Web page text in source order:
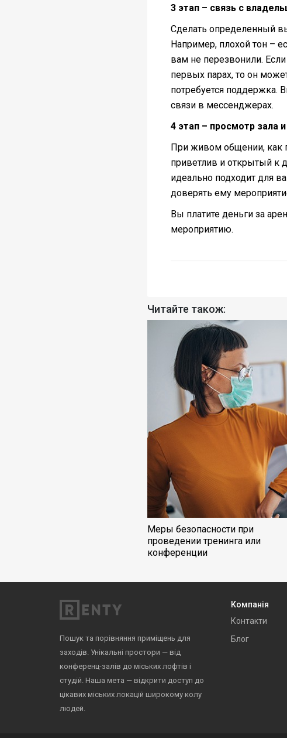
3 этап – связь с
Сделать определенный
Например, плохой тон –
вам не перезвонили.
первых парах, то он
потребуется поддержка.
связи в мессенджерах.
4 этап – просмотр зала
При живом общении, как
приветлив и открытый к
идеально подходит для
доверять ему
Вы платите деньги за
мероприятию.
Читайте також:
Меры безопасности при
проведении тренинга или
конференции
Пошук та порівняння приміщень для
заходів. Унікальні простори — від
конференц-залів до міських лофтів і
студій. Наша мета — відкрити доступ до
цікавих міських локацій широкому колу
людей.
Компанія
Контакти
Блог